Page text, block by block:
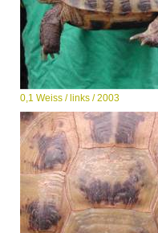
0,1 Weiss / links / 2003